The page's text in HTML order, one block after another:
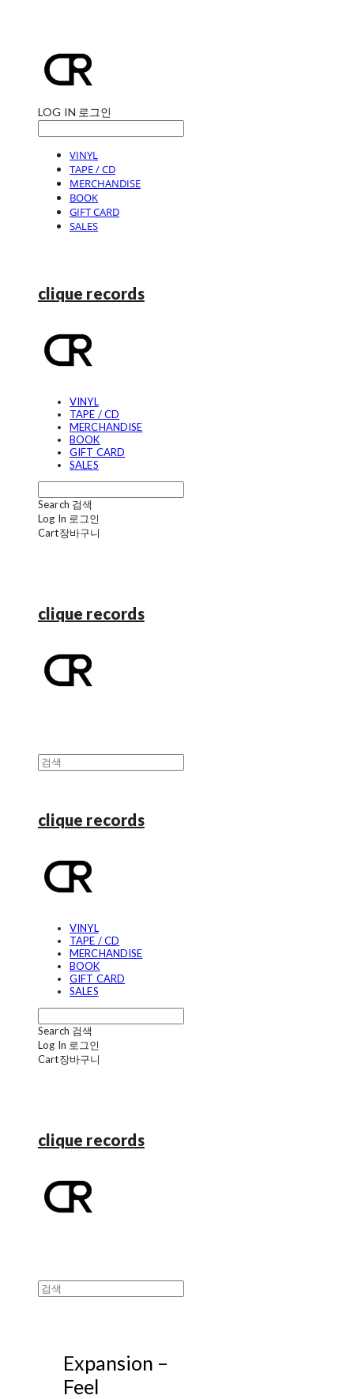
LOG IN 로그인
VINYL
TAPE / CD
MERCHANDISE
BOOK
GIFT CARD
SALES
clique records
VINYL
TAPE / CD
MERCHANDISE
BOOK
GIFT CARD
SALES
Search 검색
Log In 로그인
Cart장바구니
clique records
clique records
VINYL
TAPE / CD
MERCHANDISE
BOOK
GIFT CARD
SALES
Search 검색
Log In 로그인
Cart장바구니
clique records
Expansion –
Feel